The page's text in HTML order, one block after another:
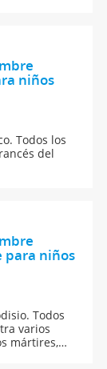
niños
Todos los
del
para niños
Todos
varios
mártires,